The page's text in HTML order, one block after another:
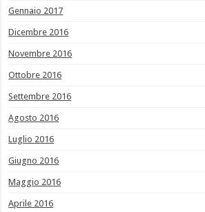
Gennaio 2017
Dicembre 2016
Novembre 2016
Ottobre 2016
Settembre 2016
Agosto 2016
Luglio 2016
Giugno 2016
Maggio 2016
Aprile 2016